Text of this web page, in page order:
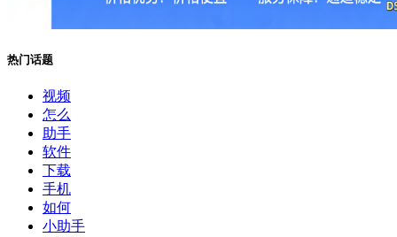
热门话题
视频
怎么
助手
软件
下载
手机
如何
小助手